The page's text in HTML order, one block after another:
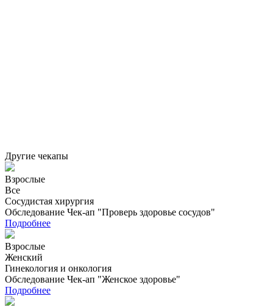
Другие чекапы
Взрослые
Все
Сосудистая хирургия
Обследование Чек-ап "Проверь здоровье сосудов"
Подробнее
Взрослые
Женский
Гинекология и онкология
Обследование Чек-ап "Женское здоровье"
Подробнее